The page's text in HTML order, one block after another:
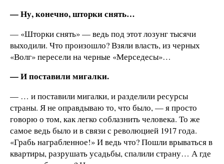
— Ну, конечно, шторки снять…
— «Шторки снять» — ведь под этот лозунг тысячи
выходили. Что произошло? Взяли власть, из черных
«Волг» пересели на черные «Мерседесы»…
— И поставили мигалки.
— … и поставили мигалки, и разделили ресурсы
страны. Я не оправдываю то, что было, — я просто
говорю о том, как легко соблазнить человека. То же
самое ведь было и в связи с революцией 1917 года.
«Грабь награбленное!» И ведь что? Пошли врываться в
квартиры, разрушать усадьбы, спалили страну… А где